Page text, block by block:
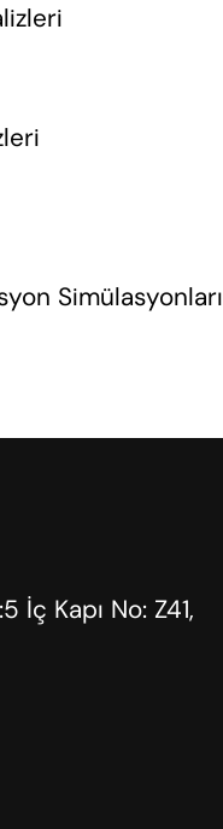
Simülasyonları
İç Kapı No: Z41,